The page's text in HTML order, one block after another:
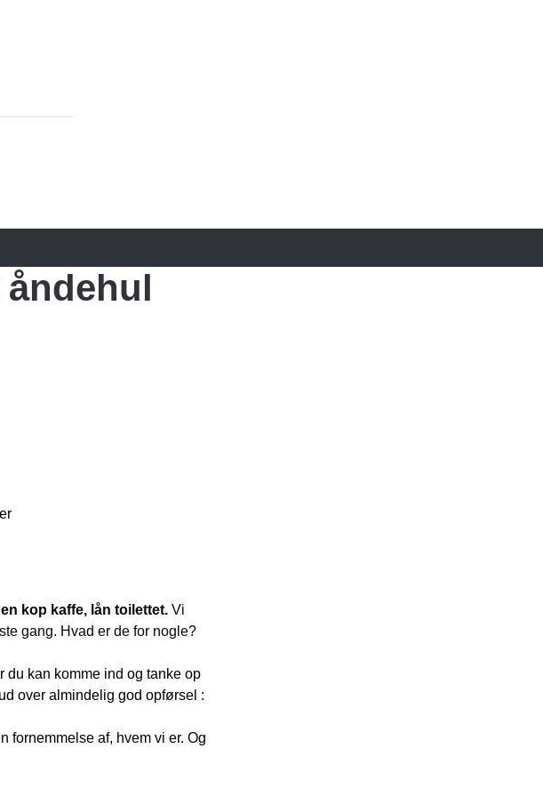
kop kaffe, lån toilettet. Vi
gang. Hvad er de for nogle?
kan komme ind og tanke op
over almindelig god opførsel :
fornemmelse af, hvem vi er. Og